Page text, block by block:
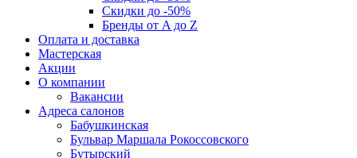
Скидки до -50%
Бренды от A до Z
Оплата и доставка
Мастерская
Акции
О компании
Вакансии
Адреса салонов
Бабушкинская
Бульвар Маршала Рокоссовского
Бутырский